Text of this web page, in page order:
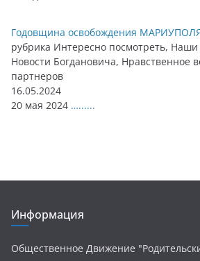
Годовщина освобождения
рубрика Интересно посмотреть, Наши
Новости Богдановича, Нравственное
партнеров
16.05.2024
20 мая 2024 …......
Информация
Общественное Движение